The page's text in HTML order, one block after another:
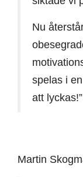
Nu
spelas i
att
Martin